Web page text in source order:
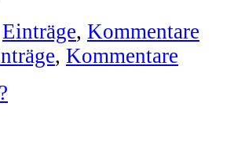
Einträge, Kommentare
, Kommentare